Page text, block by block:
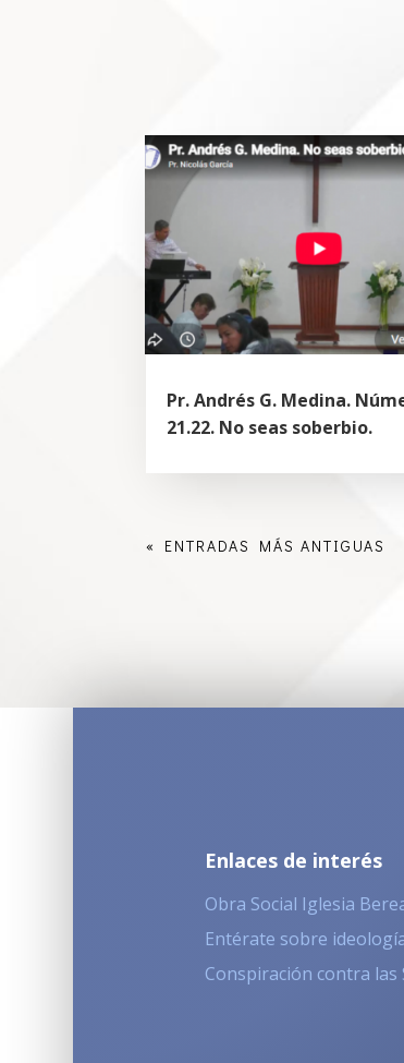
Pr. Andrés G. Medina.
21.22. No seas soberbio.
« ENTRADAS MÁS ANTIGUAS
Enlaces de interés
Obra Social Iglesia
Entérate sobre
Conspiración contra las